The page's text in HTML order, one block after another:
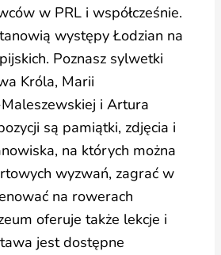
w PRL i współcześnie.
występy Łodzian na
Poznasz sylwetki
Króla, Marii
i Artura
są pamiątki, zdjęcia i
na których można
wyzwań, zagrać w
na rowerach
oferuje także lekcje i
jest dostępne